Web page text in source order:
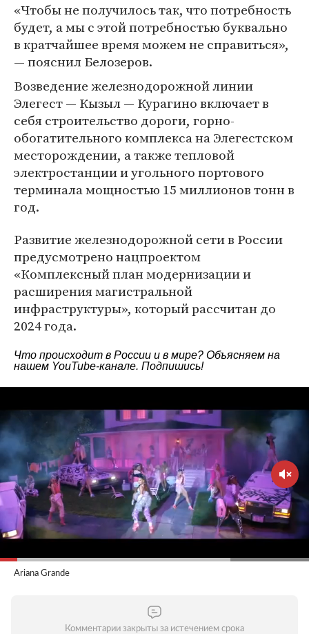
«Чтобы не получилось так, что потребность
будет, а мы с этой потребностью буквально
в кратчайшее время можем не справиться»,
— пояснил Белозеров.
Возведение железнодорожной линии
Элегест — Кызыл — Курагино включает в
себя строительство дороги, горно-
обогатительного комплекса на Элегестском
месторождении, а также тепловой
электростанции и угольного портового
терминала мощностью 15 миллионов тонн в
год.
Развитие железнодорожной сети в России
предусмотрено нацпроектом
«Комплексный план модернизации и
расширения магистральной
инфраструктуры», который рассчитан до
2024 года.
Что происходит в России и в мире? Объясняем на
нашем YouTube-канале. Подпишись!
Ariana Grande
Комментарии закрыты за истечением срока